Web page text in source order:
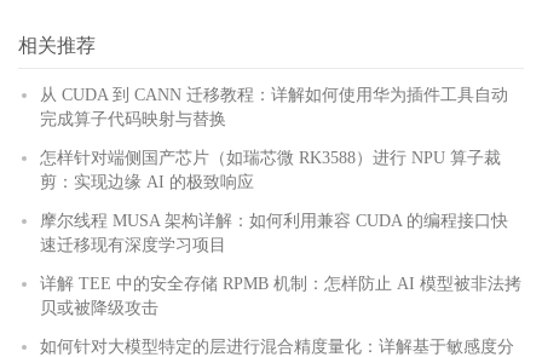
相关推荐
从 CUDA 到 CANN 迁移教程：详解如何使用华为插件工具自动
完成算子代码映射与替换
怎样针对端侧国产芯片（如瑞芯微 RK3588）进行 NPU 算子裁
剪：实现边缘 AI 的极致响应
摩尔线程 MUSA 架构详解：如何利用兼容 CUDA 的编程接口快
速迁移现有深度学习项目
详解 TEE 中的安全存储 RPMB 机制：怎样防止 AI 模型被非法拷
贝或被降级攻击
如何针对大模型特定的层进行混合精度量化：详解基于敏感度分